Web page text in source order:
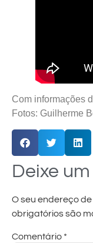
Com informações
Fotos: Guilherme
Deixe
O seu endereço
obrigatórios são
Comentário *